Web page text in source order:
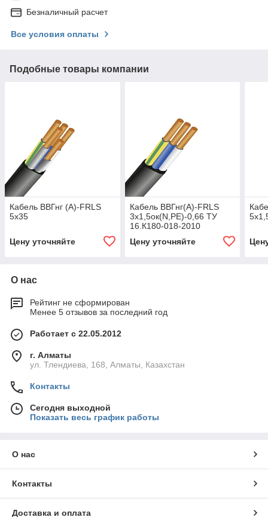
Безналичный расчет
Все условия оплаты
Подобные товары компании
Кабель ВВГнг (А)-FRLS
5х35
Цену уточняйте
Кабель ВВГнг(А)-FRLS
3х1,5ок(N,PE)-0,66 ТУ
16.К180-018-2010
Цену уточняйте
О нас
Рейтинг не сформирован
Менее 5 отзывов за последний год
Работает с 22.05.2012
г. Алматы
ул. Тлендиева, 168, Алматы, Казахстан
Контакты
Сегодня выходной
Показать весь график работы
О нас
Контакты
Доставка и оплата